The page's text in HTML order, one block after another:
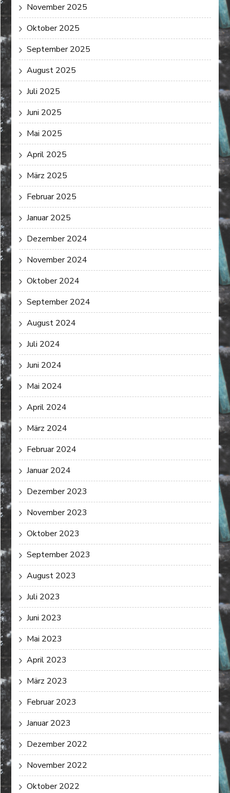
November 2025
Oktober 2025
September 2025
August 2025
Juli 2025
Juni 2025
Mai 2025
April 2025
März 2025
Februar 2025
Januar 2025
Dezember 2024
November 2024
Oktober 2024
September 2024
August 2024
Juli 2024
Juni 2024
Mai 2024
April 2024
März 2024
Februar 2024
Januar 2024
Dezember 2023
November 2023
Oktober 2023
September 2023
August 2023
Juli 2023
Juni 2023
Mai 2023
April 2023
März 2023
Februar 2023
Januar 2023
Dezember 2022
November 2022
Oktober 2022